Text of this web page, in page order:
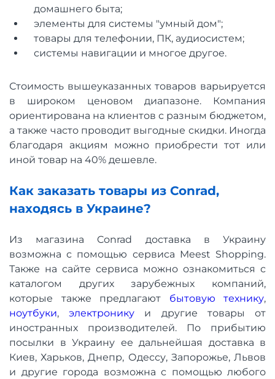
домашнего быта;
элементы для системы "умный дом";
товары для телефонии, ПК, аудиосистем;
системы навигации и многое другое.
Стоимость вышеуказанных товаров варьируется
в широком ценовом диапазоне. Компания
ориентирована на клиентов с разным бюджетом,
а также часто проводит выгодные скидки. Иногда
благодаря акциям можно приобрести тот или
иной товар на 40% дешевле.
Как заказать товары из Conrad,
находясь в Украине?
Из магазина Conrad доставка в Украину
возможна с помощью сервиса Meest Shopping.
Также на сайте сервиса можно ознакомиться с
каталогом других зарубежных компаний,
которые также предлагают бытовую технику,
ноутбуки,электронику и другие товары от
иностранных производителей. По прибытию
посылки в Украину ее дальнейшая доставка в
Киев, Харьков, Днепр, Одессу, Запорожье, Львов
и другие города возможна с помощью любого